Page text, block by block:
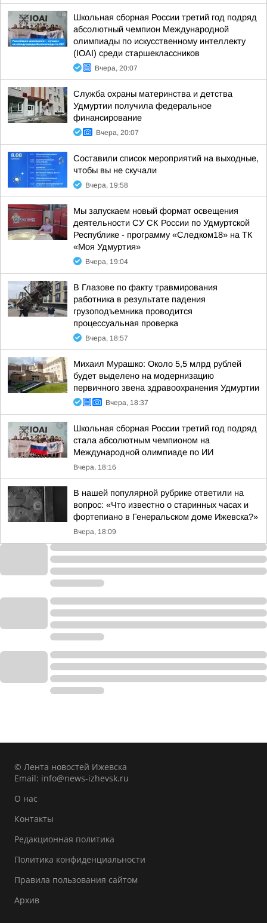
Школьная сборная России третий год подряд
абсолютный чемпион Международной
олимпиады по искусственному интеллекту
(IOAI) среди старшеклассников
Вчера, 20:07
Служба охраны материнства и детства
Удмуртии получила федеральное
финансирование
Вчера, 20:07
Составили список мероприятий на выходные,
чтобы вы не скучали
Вчера, 19:58
Мы запускаем новый формат освещения
деятельности СУ СК России по Удмуртской
Республике - программу «Следком18» на ТК
«Моя Удмуртия»
Вчера, 19:04
В Глазове по факту травмирования
работника в результате падения
грузоподъемника проводится
процессуальная проверка
Вчера, 18:57
Михаил Мурашко: Около 5,5 млрд рублей
будет выделено на модернизацию
первичного звена здравоохранения Удмуртии
Вчера, 18:37
Школьная сборная России третий год подряд
стала абсолютным чемпионом на
Международной олимпиаде по ИИ
Вчера, 18:16
В нашей популярной рубрике ответили на
вопрос: «Что известно о старинных часах и
фортепиано в Генеральском доме Ижевска?»
Вчера, 18:09
© Лента новостей Ижевска
Email: info@news-izhevsk.ru
О нас
Контакты
Редакционная политика
Политика конфиденциальности
Правила пользования сайтом
Архив